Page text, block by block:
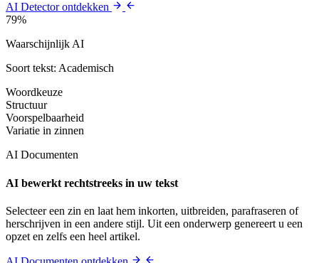
AI Detector ontdekken
79%
Waarschijnlijk AI
Soort tekst: Academisch
Woordkeuze
Structuur
Voorspelbaarheid
Variatie in zinnen
AI Documenten
AI bewerkt rechtstreeks in uw tekst
Selecteer een zin en laat hem inkorten, uitbreiden, parafraseren of
herschrijven in een andere stijl. Uit een onderwerp genereert u een
opzet en zelfs een heel artikel.